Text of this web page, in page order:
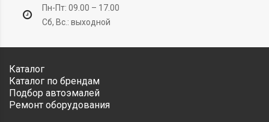
Пн-Пт: 09.00 – 17.00
Сб, Вс.: выходной
Каталог
Каталог по брендам
Подбор автоэмалей
Ремонт оборудования